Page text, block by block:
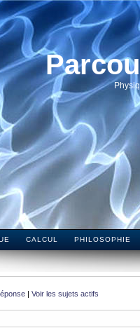
CALCUL PHILOSOPHIE
| Voir les sujets actifs